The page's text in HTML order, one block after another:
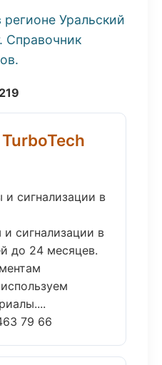
Уральский
Справочник
сигнализации в
сигнализации в
до 24 месяцев.
79 66